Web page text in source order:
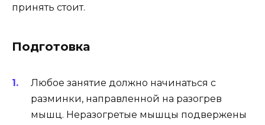
принять стоит.
Подготовка
Любое занятие должно начинаться с
разминки, направленной на разогрев
мышц. Неразогретые мышцы подвержены